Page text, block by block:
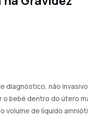
diagnóstico, não
bebé dentro do útero
volume de líquido